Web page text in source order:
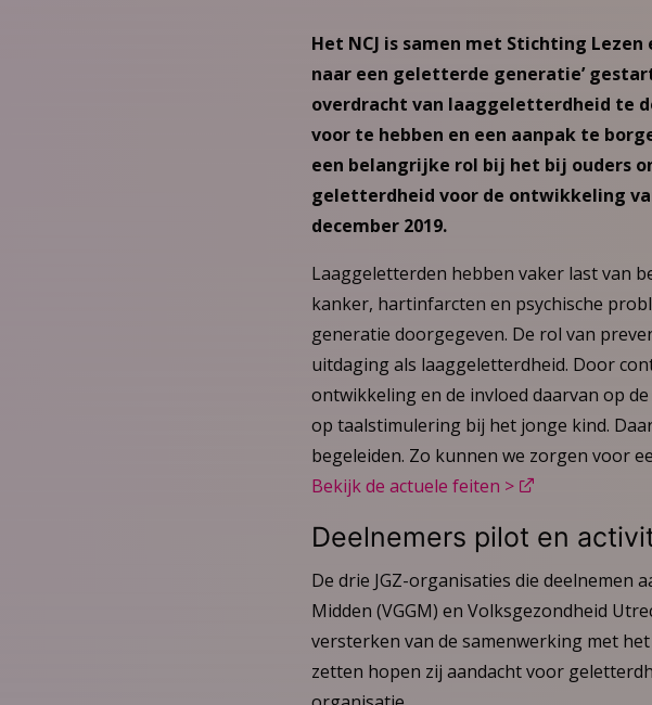
Het NCJ is samen met Stichting
naar een geletterde generatie’
overdracht van laaggeletterdheid te
voor te hebben en een aanpak te
een belangrijke rol bij het bij ouders
geletterdheid voor de ontwikkeling
december 2019.
Laaggeletterden hebben vaker last van
kanker, hartinfarcten en psychische
generatie doorgegeven. De rol van
uitdaging als laaggeletterdheid. Door
ontwikkeling en de invloed daarvan op
op taalstimulering bij het jonge kind.
begeleiden. Zo kunnen we zorgen voor
Bekijk de actuele feiten >
Deelnemers pilot en
De drie JGZ-organisaties die deelnemen
Midden (VGGM) en Volksgezondheid
versterken van de samenwerking met
zetten hopen zij aandacht voor